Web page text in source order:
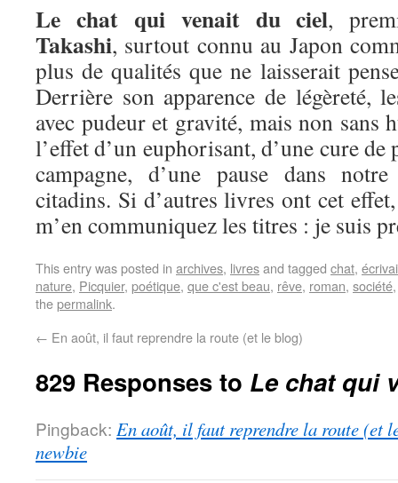
Le chat qui venait du ciel,
Takashi, surtout connu au Japon
plus de qualités que ne laisserait
Derrière son apparence de légèreté,
avec pudeur et gravité, mais non sans
l’effet d’un euphorisant, d’une cure de
campagne, d’une pause dans
citadins. Si d’autres livres ont cet
m’en communiquez les titres : je suis
This entry was posted in archives, livresand tagged chat,
nature, Picquier, poétique, que c'est beau, rêve, roman, société
thepermalink.
← En août, il faut reprendre la route (et le blog)
829 Responses to Le chat qui
Pingback: En août, il faut reprendre la route (et
newbie